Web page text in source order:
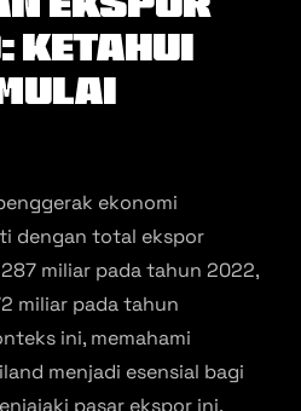
Ketahui
ekonomi
dengan total ekspor
miliar pada tahun 2022,
miliar pada tahun
ini, memahami
menjadi esensial bagi
pasar ekspor ini.